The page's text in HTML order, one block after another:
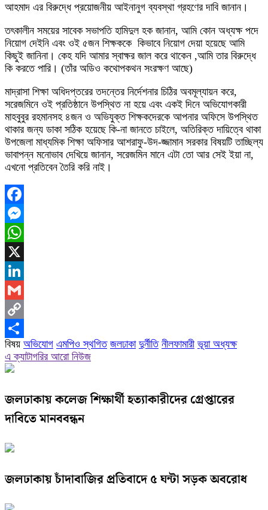
আহমাদ এর বিরুদ্ধে প্রয়োজনীয় আইনানুগ ব্যবস্থা গ্রহণের দাবি জানান।
তৎকালীন সময়ের সাবেক সভাপতি হামিদুল হক জানান, আমি কোন অধ্যক্ষ পদে
নিয়োগ দেইনি এবং ওই ৫জন শিক্ষককে কিভাবে নিয়োগ দেয়া হয়েছে আমি
কিছুই জানিনা। কেহ যদি আমার স্বাক্ষর জাল করে থাকেন ,আমি তার বিরুদ্ধে
কি করতে পারি। (তাঁর অডিও কথোপকথন সংরক্ষণ আছে)
মাদ্রাসা শিক্ষা অধিদপ্তরের তদন্তের নির্দেশনার চিঠির অবমূল্যায়ন করে,
সরেজমিনে ওই প্রতিষ্ঠানে উপস্থিত না হয়ে এবং একই দিনে অভিযোগকারী
মাহবুবুর রহমানসহ ৪জন ও অভিযুক্ত শিক্ষকদেরকে আপনার অফিসে উপস্থিত
থাকার জন্য ডাকা সঠিক হয়েছে কি-না জানতে চাইলে, অতিরিক্ত দায়িত্বে থাকা
উপজেলা মাধ্যমিক শিক্ষা অফিসার আশরাফু-উদ-জ্জামান সরকার বিষয়টি তাচ্ছিল্য
ভাবাপন্ন মনোভাব দেখিয়ে জানান, সরেজমিন মানে এটা তো আর সেই ইয়া না,
এখনো প্রতিবেন তৈরি করি নাই।
Facebook
Messenger
WhatsApp
X
LinkedIn
Gmail
Copy
Link
Share
বিষয় অভিযোগ এমপিও স্থগিত জলঢাকা দুর্নীতি নীলফামারী ভূয়া অধ্যক্ষ
এ ক্যাটাগরির আরো নিউজ
জলঢাকায় কলেজ শিক্ষার্থী হত্যাকারীদের গ্রেপ্তারের
দাবিতে মানববন্ধন
জলঢাকায় চাঁদাবাজির প্রতিবাদে ৫ ঘন্টা সড়ক অবরোধ